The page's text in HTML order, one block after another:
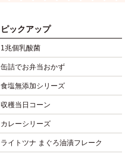
ピックアップ
1兆個乳酸菌
缶詰でお弁当おかず
食塩無添加シリーズ
収穫当日コーン
カレーシリーズ
ライトツナ まぐろ油漬フレーク